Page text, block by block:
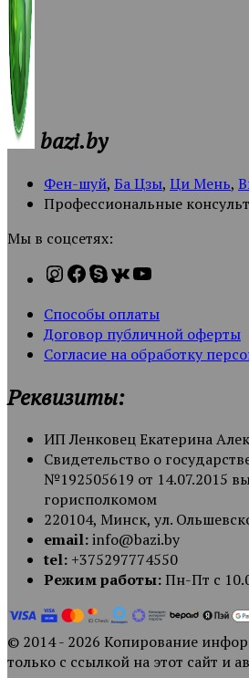
bazi.by
Фен-шуй, Ба Цзы, Ци Мень,
Профессиональные
Мы в соцсетях:
Способы оплаты
Договор публичной оферты
Согласие на обработку
Реквизиты:
ИП Ленковец Екатерина
Свидетельство о
№192505619 от 14.07.2015
горисполкомом
220104, Минск, ул.
email:info@bazi.by
tel: +375297774550
Режим работы:Пн-Пт с
© 2014 - 2026 Копирование
только с ссылкой на этот сайт и